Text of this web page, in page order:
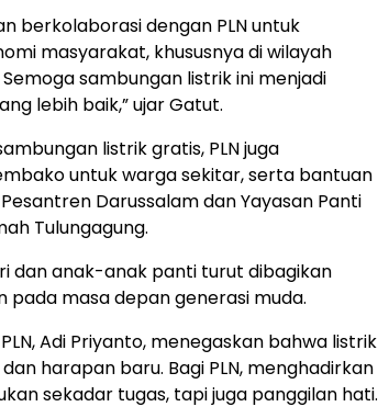
berkolaborasi dengan PLN untuk
masyarakat, khususnya di wilayah
sambungan listrik ini menjadi
lebih baik,” ujar Gatut.
listrik gratis, PLN juga
untuk warga sekitar, serta bantuan
Darussalam dan Yayasan Panti
Tulungagung.
dan anak-anak panti turut dibagikan
masa depan generasi muda.
Adi Priyanto, menegaskan bahwa listrik
harapan baru. Bagi PLN, menghadirkan
sekadar tugas, tapi juga panggilan hati.